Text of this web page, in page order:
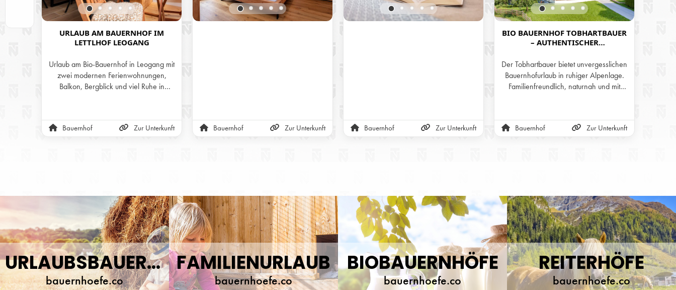
URLAUB AM BAUERNHOF IM
LETTLHOF LEOGANG
Urlaub am Bio-Bauernhof in Leogang mit
zwei modernen Ferienwohnungen,
Balkon, Bergblick und viel Ruhe in
Bauernhof Zur Unterkunft Bauernhof Zur Unterkunft Bauernhof Zur Unterkunft
BIO BAUERNHOF TOBHARTBAUER
– AUTHENTISCHER
IDYLLISCHER ALPENLAGE
Der Tobhartbauer bietet unvergesslichen
Bauernhofurlaub in ruhiger Alpenlage.
Familienfreundlich, naturnah und mit
Entdecken.
Bauernhof Zur Unterkunft
URLAUBSBAUERNHÖFE
bauernhoefe.co
FAMILIENURLAUB
bauernhoefe.co
BIOBAUERNHÖFE
bauernhoefe.co
REITERHÖFE
bauernhoefe.co